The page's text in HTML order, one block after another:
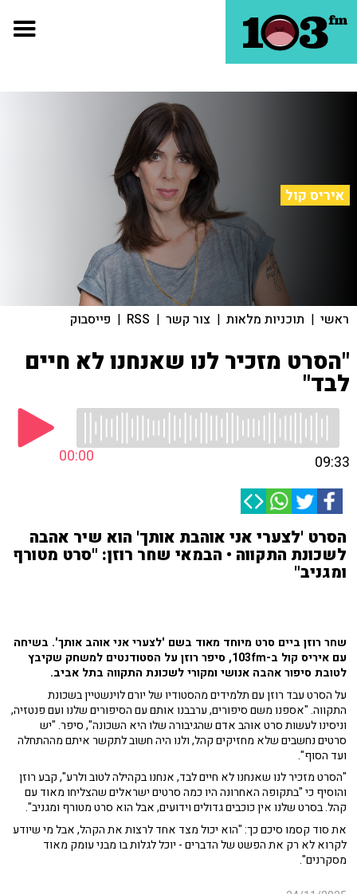
איריס קול
ראשי | תוכניות מלאות | צור קשר |
RSS
| פייסבוק
"הסרט מזכיר לנו שאנחנו לא חיים
לבד"
00:00 09:33
הסרט 'לצערי אני אוהבת אותך' הוא שיר אהבה
לשכונת התקווה • הבמאי שחר רוזן: "סרט מטורף
ומגניב"
שחר רוזן ביים סרט מיוחד מאוד בשם 'לצערי אני אוהב אותך'. בשיחה
עם איריס קול ב-103fm, סיפר רוזן על הסטודנטים למשחק שקיבץ
לטובת סיפור אהבה אנושי ומקורי לשכונת התקווה בתל אביב.
על הסרט עבד רוזן עם תלמידים מהסטודיו של יורם לוינשטיין בשכונת
התקווה. "אספנו משם סיפורים, ערבבנו אותם עם הסיפורים שלנו ועם פנטזיה,
וניסינו לעשות סרט אוהב אדם שהגיבורה שלו היא השכונה", סיפר. "יש
סרטים נחשבים שלא מחזיקים קהל, ולנו היה חשוב לתקשר איתם מההתחלה
ועד הסוף".
"הסרט מזכיר לנו שאנחנו לא חיים לבד, אנחנו בקהילה לטוב ולרע", קבע רוזן
והוסיף כי "בתקופה האחרונה היו כמה סרטים ישראלים שהצליחו מאוד עם
קהל. בסרט שלנו אין כוכבים גדולים וידועים, אבל הוא סרט מטורף ומגניב".
את סוד קסמו סיכם כך: "הוא יכול מצד אחד לרצות את הקהל, אבל מי שיודע
לקרוא לא רק את הפשט של הדברים - יוכל לגלות בו מבני עומק מאוד
מסקרנים".